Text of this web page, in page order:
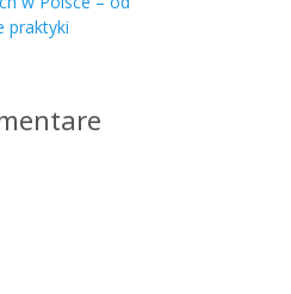
praktyki